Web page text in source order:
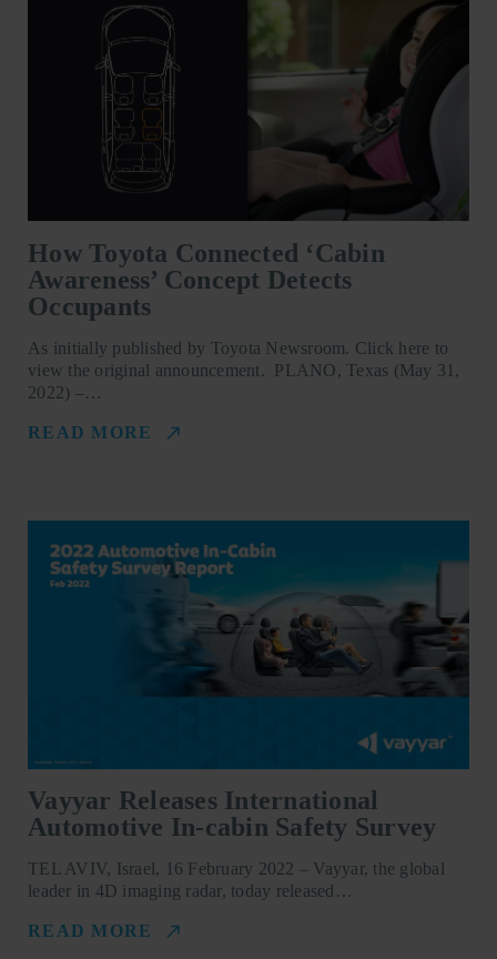
How Toyota Connected ‘Cabin
Awareness’ Concept Detects
Occupants
As initially published by Toyota Newsroom. Click here to
view the original announcement. PLANO, Texas (May 31,
2022) –…
READ MORE
Vayyar Releases International
Automotive In-cabin Safety Survey
TEL AVIV, Israel, 16 February 2022 – Vayyar, the global
leader in 4D imaging radar, today released…
READ MORE